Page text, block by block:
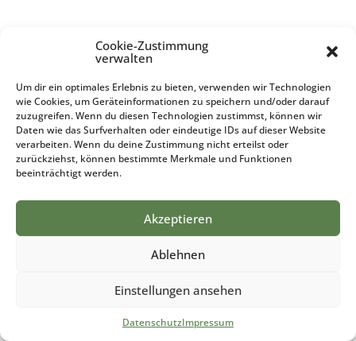
Cookie-Zustimmung
verwalten
Um dir ein optimales Erlebnis zu bieten, verwenden wir Technologien
wie Cookies, um Geräteinformationen zu speichern und/oder darauf
zuzugreifen. Wenn du diesen Technologien zustimmst, können wir
Daten wie das Surfverhalten oder eindeutige IDs auf dieser Website
verarbeiten. Wenn du deine Zustimmung nicht erteilst oder
zurückziehst, können bestimmte Merkmale und Funktionen
beeinträchtigt werden.
Akzeptieren
Ablehnen
Einstellungen ansehen
DatenschutzImpressum